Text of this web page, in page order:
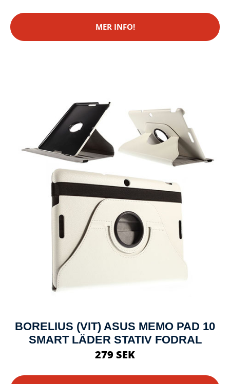
MER INFO!
BORELIUS (VIT) ASUS MEMO PAD 10
SMART LÄDER STATIV FODRAL
279 SEK